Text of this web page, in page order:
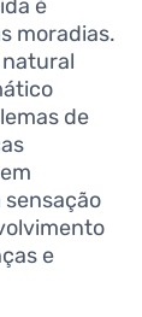
é
moradias.
de
e